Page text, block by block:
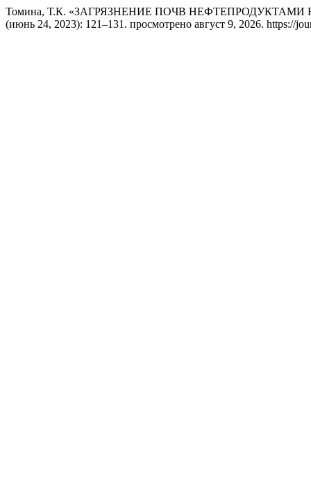
Томина, Т.К. «ЗАГРЯЗНЕНИЕ ПОЧВ
(июнь 24, 2023): 121–131. просмотрено август 9, 2026. https://